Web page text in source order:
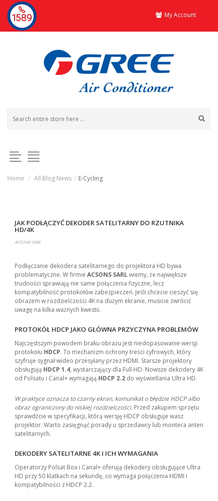
My Account
Home / All Blog News / E-Cycling
JAK PODŁĄCZYĆ DEKODER SATELITARNY DO RZUTNIKA
HD/4K
ACSONS SARL
Podłączanie dekodera satelitarnego do projektora HD bywa
problematyczne. W firmie ACSONS SARLwiemy, że największe
trudności sprawiają nie same połączenia fizyczne, lecz
kompatybilność protokołów zabezpieczeń. Jeśli chcecie cieszyć się
obrazem w rozdzielczości 4K na dużym ekranie, musicie zwrócić
uwagę na kilka ważnych kwestii.
PROTOKÓŁ HDCP JAKO GŁÓWNA PRZYCZYNA PROBLEMÓW
Najczęstszym powodem braku obrazu jest niedopasowanie wersji
protokołu HDCP. To mechanizm ochrony treści cyfrowych, który
szyfruje sygnał wideo przesyłany przez HDMI. Starsze projektory
obsługują HDCP 1.4, wystarczający dla Full HD. Nowsze dekodery 4K
od Polsatu i Canal+ wymagają HDCP 2.2 do wyświetlania Ultra HD.
W praktyce oznacza to czarny ekran, komunikat o błędzie HDCP albo
obraz ograniczony do niskiej rozdzielczości. Przed zakupem sprzętu
sprawdźcie w specyfikacji, którą wersję HDCP obsługuje wasz
projektor. Warto zasięgnąć porady u sprzedawcy lub montera anten
satelitarnych.
DEKODERY SATELITARNE 4K I ICH WYMAGANIA
Operatorzy Polsat Box i Canal+ oferują dekodery obsługujące Ultra
HD przy 50 klatkach na sekundę, co wymaga połączenia HDMI i
kompatybilności z HDCP 2.2.